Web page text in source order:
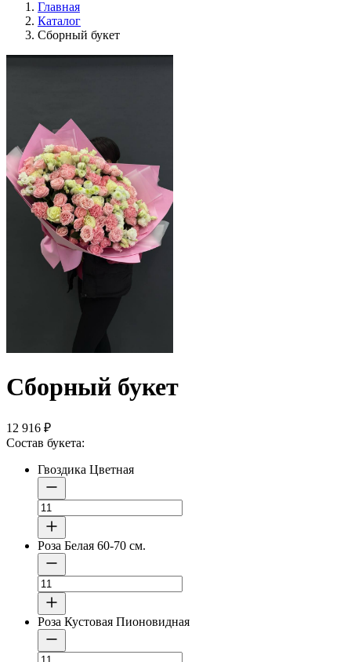
Главная
Каталог
Сборный букет
Сборный букет
12 916 ₽
Состав букета:
Гвоздика Цветная
Роза Белая 60-70 см.
Роза Кустовая Пионовидная